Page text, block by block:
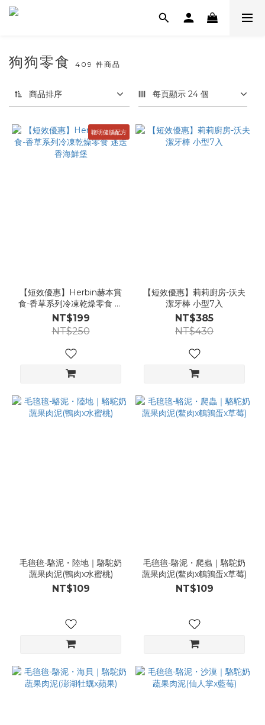
狗狗零食 409 件商品
商品排序 每頁顯示 24 個
聰明健腦配方
【短效優惠】Herbin赫本賞
食-香草系列冷凍乾燥零食 迷
迭香海鮮堡
NT$199
NT$250
【短效優惠】莉莉廚房-沃夫
潔牙棒 小型7入
NT$385
NT$430
毛毰毰-駱泥・陸地｜駱駝奶
蔬果肉泥(鴨肉x水蜜桃)
NT$109
毛毰毰-駱泥・爬蟲｜駱駝奶
蔬果肉泥(鱉肉x鵪鶉蛋x草莓)
NT$109